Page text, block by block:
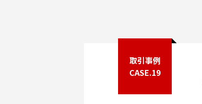
取引事例
CASE.19